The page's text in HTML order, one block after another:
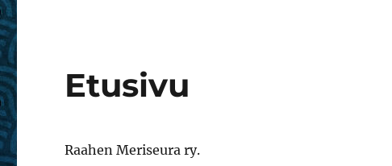
Etusivu
Raahen Meriseura ry.